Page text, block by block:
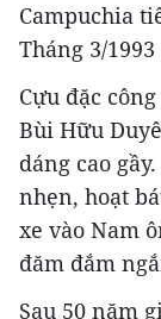
Campuchia
Tháng 3/
Cựu đặc
Bùi Hữu
dáng cao
nhẹn, hoạt
xe vào Nam
đăm đắm
Sau 50 năm